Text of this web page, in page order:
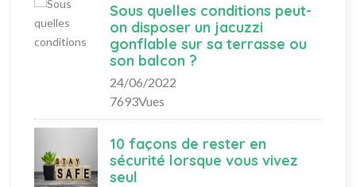
Sous quelles conditions peut-
on disposer un jacuzzi
gonflable sur sa terrasse ou
son balcon ?
24/06/2022
7693Vues
10 façons de rester en
sécurité lorsque vous vivez
seul